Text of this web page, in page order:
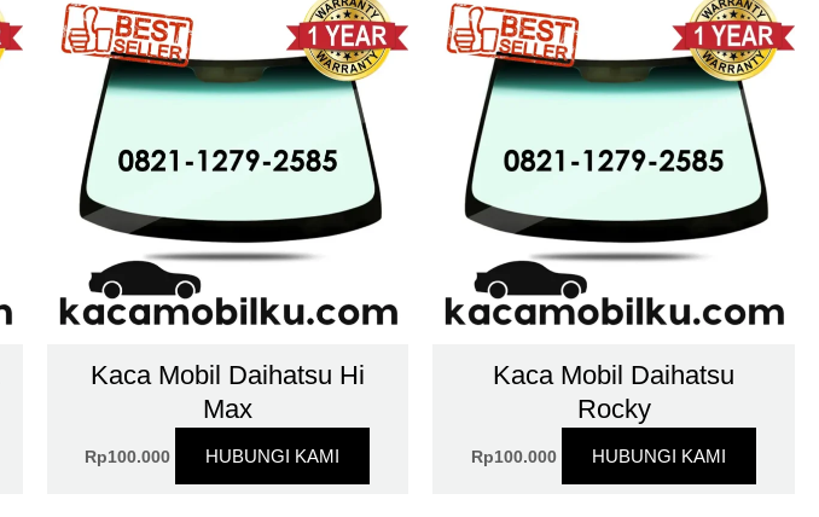
Kaca Mobil Daihatsu Hi
Max
Rp100.000 HUBUNGI KAMI
Kaca Mobil Daihatsu
Rocky
Rp100.000 HUBUNGI KAMI